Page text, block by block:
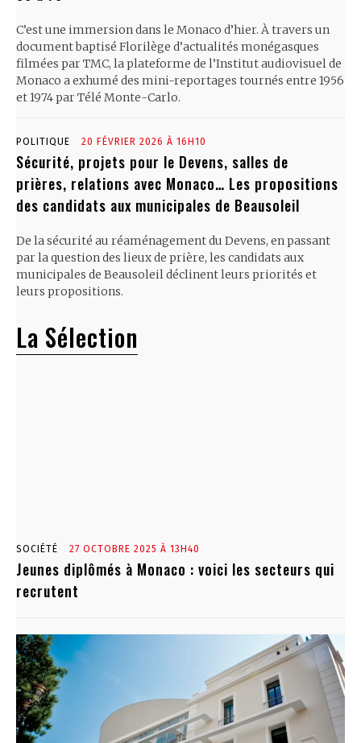
C’est une immersion dans le Monaco d’hier. À travers un
document baptisé Florilège d’actualités monégasques
filmées par TMC, la plateforme de l’Institut audiovisuel de
Monaco a exhumé des mini-reportages tournés entre 1956
et 1974 par Télé Monte-Carlo.
POLITIQUE 20 FÉVRIER 2026 À 16H10
Sécurité, projets pour le Devens, salles de
prières, relations avec Monaco… Les propositions
des candidats aux municipales de Beausoleil
De la sécurité au réaménagement du Devens, en passant
par la question des lieux de prière, les candidats aux
municipales de Beausoleil déclinent leurs priorités et
leurs propositions.
La Sélection
SOCIÉTÉ 27 OCTOBRE 2025 À 13H40
Jeunes diplômés à Monaco : voici les secteurs qui
recrutent